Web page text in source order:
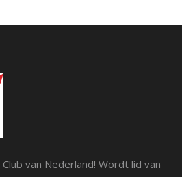
van Nederland! Wordt lid van